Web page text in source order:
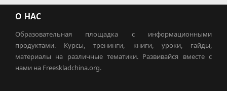
О НАС
Образовательная площадка с информационными
продуктами. Курсы, тренинги, книги, уроки, гайды,
материалы на различные тематики. Развивайся вместе с
нами на Freeskladchina.org.